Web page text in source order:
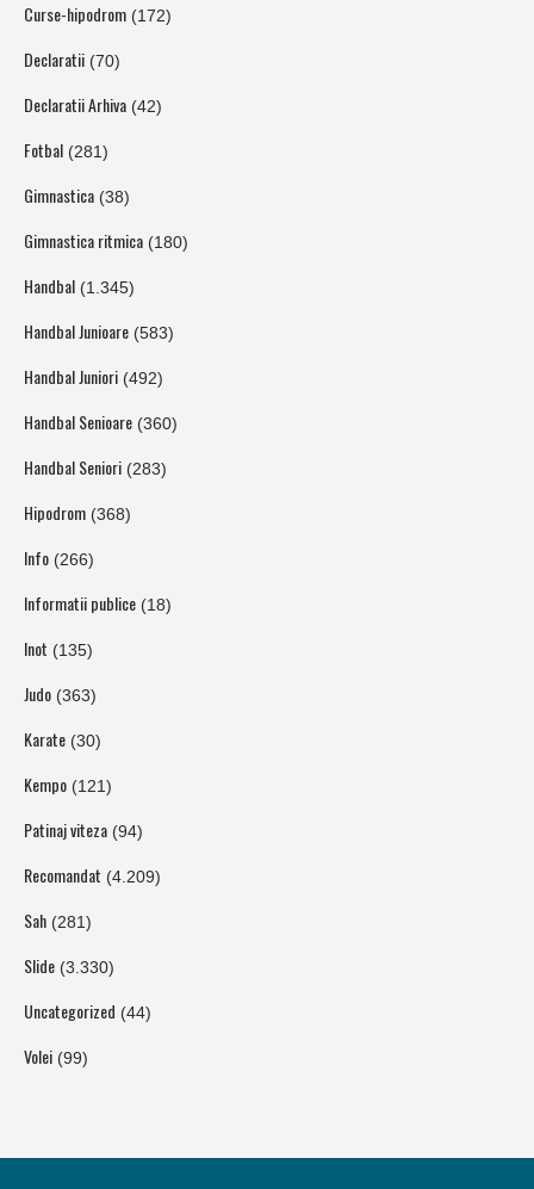
Curse-hipodrom (172)
Declaratii (70)
Declaratii Arhiva (42)
Fotbal (281)
Gimnastica (38)
Gimnastica ritmica (180)
Handbal (1.345)
Handbal Junioare (583)
Handbal Juniori (492)
Handbal Senioare (360)
Handbal Seniori (283)
Hipodrom (368)
Info (266)
Informatii publice (18)
Inot (135)
Judo (363)
Karate (30)
Kempo (121)
Patinaj viteza (94)
Recomandat (4.209)
Sah (281)
Slide (3.330)
Uncategorized (44)
Volei (99)